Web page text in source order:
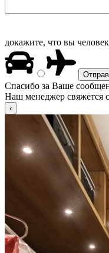
докажите, что вы
Спасибо за Ваше
Наш менеджер свяжется